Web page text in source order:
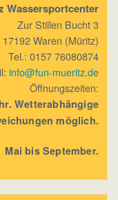
Wassersportcenter
Zur Stillen Bucht 3
17192 Waren (Müritz)
Tel.: 0157 76080874
info@fun-mueritz.de
Öffnungszeiten:
Wetterabhängige
möglich.
Mai bis September.